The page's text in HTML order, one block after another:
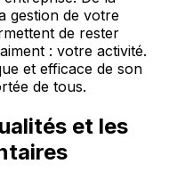
gestion de votre
de rester
: votre activité.
et efficace de son
de tous.
et les